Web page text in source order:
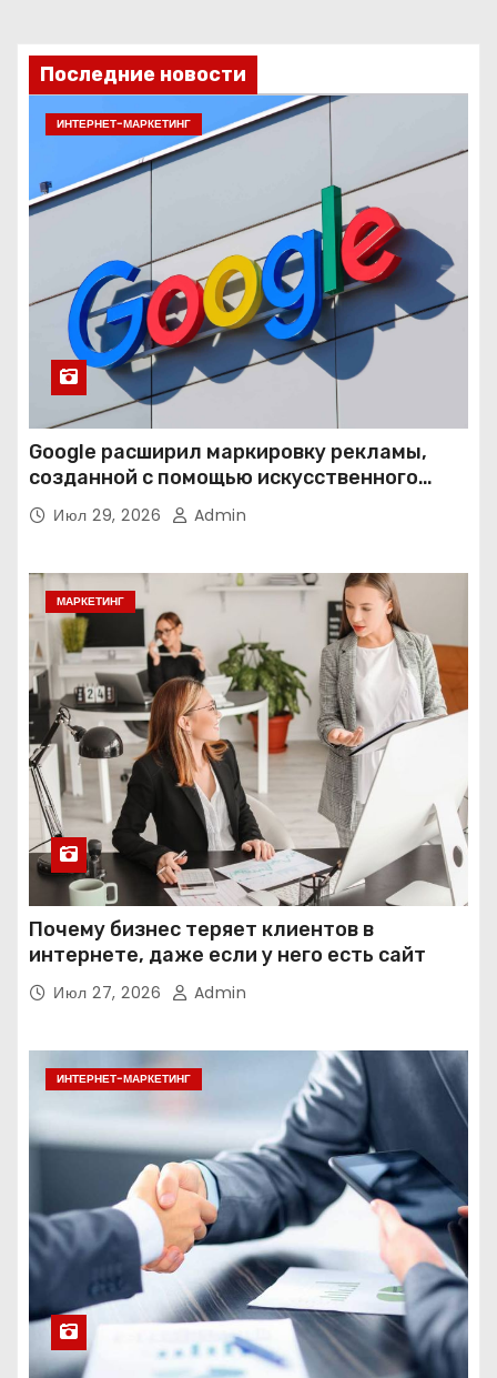
Последние новости
ИНТЕРНЕТ-МАРКЕТИНГ
Google расширил маркировку рекламы,
созданной с помощью искусственного
интеллекта
Июл 29, 2026 Admin
МАРКЕТИНГ
Почему бизнес теряет клиентов в
интернете, даже если у него есть сайт
Июл 27, 2026 Admin
ИНТЕРНЕТ-МАРКЕТИНГ